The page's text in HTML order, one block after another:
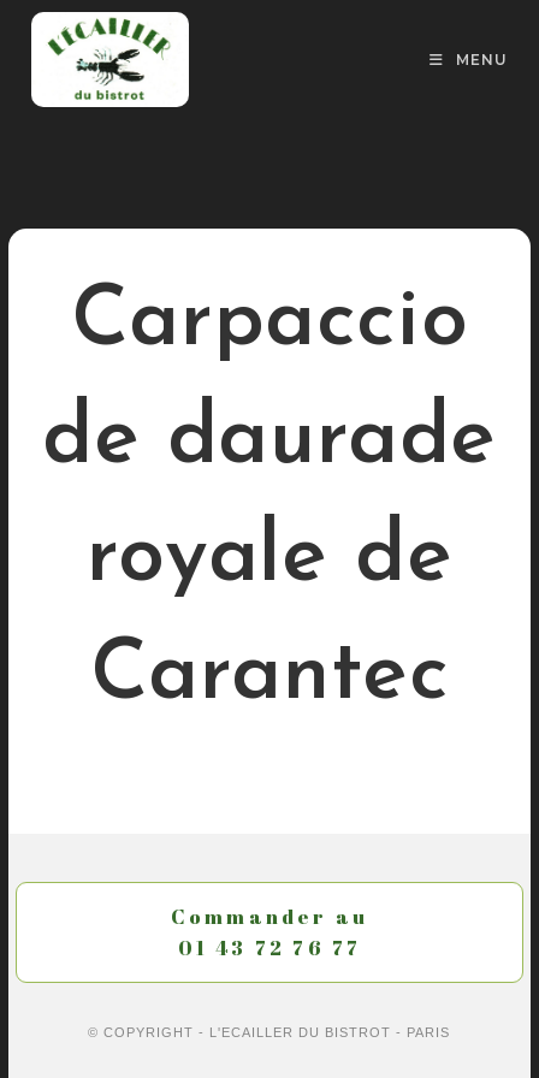
MENU
Carpaccio
de daurade
royale de
Carantec
Commander au
01 43 72 76 77
© COPYRIGHT - L'ECAILLER DU BISTROT - PARIS